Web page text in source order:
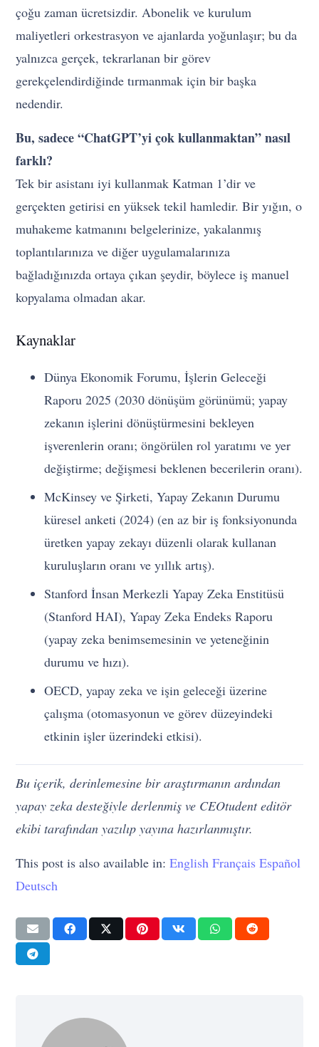
çoğu zaman ücretsizdir. Abonelik ve kurulum
maliyetleri orkestrasyon ve ajanlarda yoğunlaşır; bu da
yalnızca gerçek, tekrarlanan bir görev
gerekçelendirdiğinde tırmanmak için bir başka
nedendir.
Bu, sadece “ChatGPT’yi çok kullanmaktan” nasıl
farklı?
Tek bir asistanı iyi kullanmak Katman 1’dir ve
gerçekten getirisi en yüksek tekil hamledir. Bir yığın, o
muhakeme katmanını belgelerinize, yakalanmış
toplantılarınıza ve diğer uygulamalarınıza
bağladığınızda ortaya çıkan şeydir, böylece iş manuel
kopyalama olmadan akar.
Kaynaklar
Dünya Ekonomik Forumu, İşlerin Geleceği
Raporu 2025 (2030 dönüşüm görünümü; yapay
zekanın işlerini dönüştürmesini bekleyen
işverenlerin oranı; öngörülen rol yaratımı ve yer
değiştirme; değişmesi beklenen becerilerin oranı).
McKinsey ve Şirketi, Yapay Zekanın Durumu
küresel anketi (2024) (en az bir iş fonksiyonunda
üretken yapay zekayı düzenli olarak kullanan
kuruluşların oranı ve yıllık artış).
Stanford İnsan Merkezli Yapay Zeka Enstitüsü
(Stanford HAI), Yapay Zeka Endeks Raporu
(yapay zeka benimsemesinin ve yeteneğinin
durumu ve hızı).
OECD, yapay zeka ve işin geleceği üzerine
çalışma (otomasyonun ve görev düzeyindeki
etkinin işler üzerindeki etkisi).
Bu içerik, derinlemesine bir araştırmanın ardından
yapay zeka desteğiyle derlenmiş ve CEOtudent editör
ekibi tarafından yazılıp yayına hazırlanmıştır.
This post is also available in:English Français Español
Deutsch